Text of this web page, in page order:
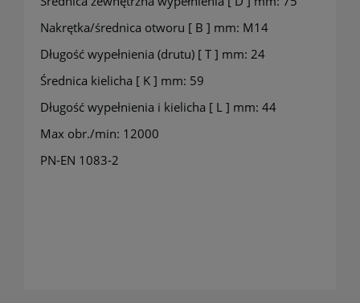
Nakrętka/średnica otworu [ B ] mm: M14
Długość wypełnienia (drutu) [ T ] mm: 24
Średnica kielicha [ K ] mm: 59
Długość wypełnienia i kielicha [ L ] mm: 44
Max obr./min: 12000
PN-EN 1083-2